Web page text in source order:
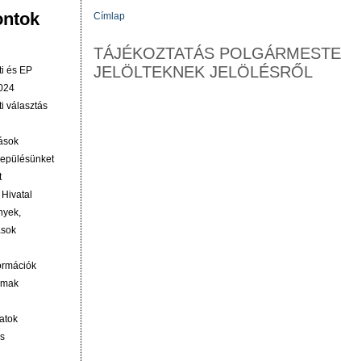
és EP
választás
JELENLEGI HELY
Címlap
TÁJÉKOZTATÁS
JELÖLTEKNEK JELÖLÉSRŐL